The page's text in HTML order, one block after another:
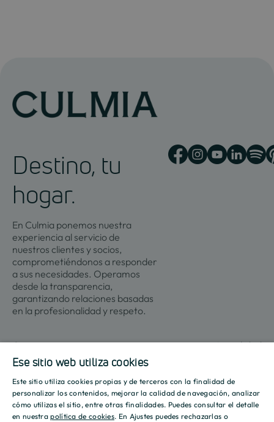
Destino, tu
hogar.
En Culmia ponemos nuestra
experiencia al servicio de
nuestros clientes y socios,
comprometiéndonos a responder
a sus necesidades. Operamos
desde la transparencia,
garantizando relaciones basadas
en la profesionalidad y respeto.
Contacto Actualidad
Promociones
Madrid
Culmia
Sobre
Líneas
de
negocio
Actualidad
Tendencias
Recursos
SPANISH
ENGLISH
Ese sitio web utiliza cookies
Este sitio utiliza cookies propias y de terceros con la finalidad de
personalizar los contenidos, mejorar la calidad de navegación, analizar
cómo utilizas el sitio, entre otras finalidades. Puedes consultar el detalle
en nuestrapolítica de cookies. En Ajustes puedes rechazarlas o